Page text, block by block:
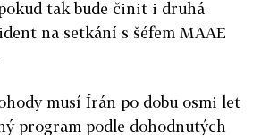
tak bude činit i druhá
na setkání s šéfem MAAE
musí Írán po dobu osmi let
program podle dohodnutých